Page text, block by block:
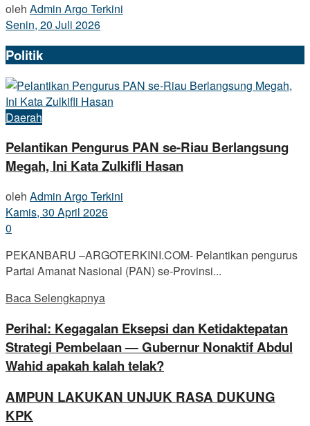
oleh Admin Argo Terkini
Senin, 20 Juli 2026
Politik
Daerah
Pelantikan Pengurus PAN se-Riau Berlangsung
Megah, Ini Kata Zulkifli Hasan
oleh Admin Argo Terkini
Kamis, 30 April 2026
0
PEKANBARU –ARGOTERKINI.COM- Pelantikan pengurus
Partai Amanat Nasional (PAN) se-Provinsi...
Baca Selengkapnya
Perihal: Kegagalan Eksepsi dan Ketidaktepatan
Strategi Pembelaan — Gubernur Nonaktif Abdul
Wahid apakah kalah telak?
AMPUN LAKUKAN UNJUK RASA DUKUNG
KPK